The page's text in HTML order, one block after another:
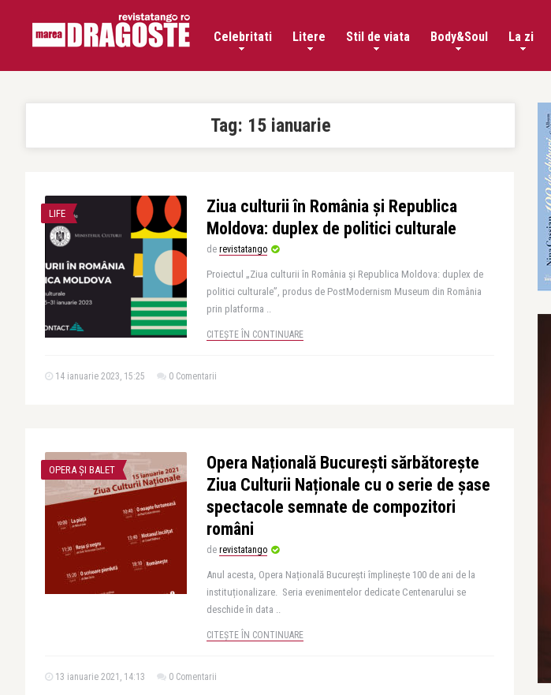
Celebritati Litere Stil de viata Body&Soul La zi
Tag: 15 ianuarie
LIFE
Ziua culturii în România și Republica
Moldova: duplex de politici culturale
de revistatango
Proiectul „Ziua culturii în România și Republica Moldova: duplex de
politici culturale”, produs de PostModernism Museum din România
prin platforma ..
CITEȘTE ÎN CONTINUARE
14 ianuarie 2023, 15:25 0 Comentarii
OPERA ȘI BALET
Opera Națională București sărbătorește
Ziua Culturii Naționale cu o serie de șase
spectacole semnate de compozitori
români
de revistatango
Anul acesta, Opera Națională București împlinește 100 de ani de la
instituționalizare. Seria evenimentelor dedicate Centenarului se
deschide în data ..
CITEȘTE ÎN CONTINUARE
13 ianuarie 2021, 14:13 0 Comentarii